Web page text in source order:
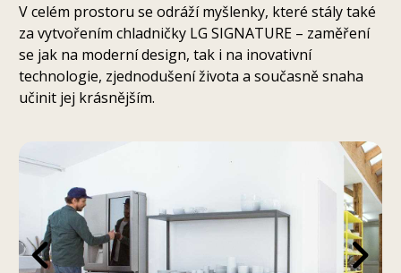
V celém prostoru se odráží myšlenky, které stály také
za vytvořením chladničky LG SIGNATURE – zaměření
se jak na moderní design, tak i na inovativní
technologie, zjednodušení života a současně snaha
učinit jej krásnějším.